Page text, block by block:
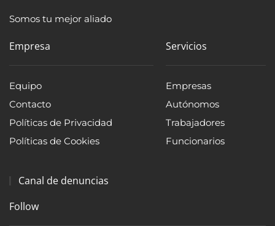
Somos tu mejor aliado
Empresa
Equipo
Contacto
Políticas de Privacidad
Políticas de Cookies
Canal de denuncias
Servicios
Empresas
Autónomos
Trabajadores
Funcionarios
Follow